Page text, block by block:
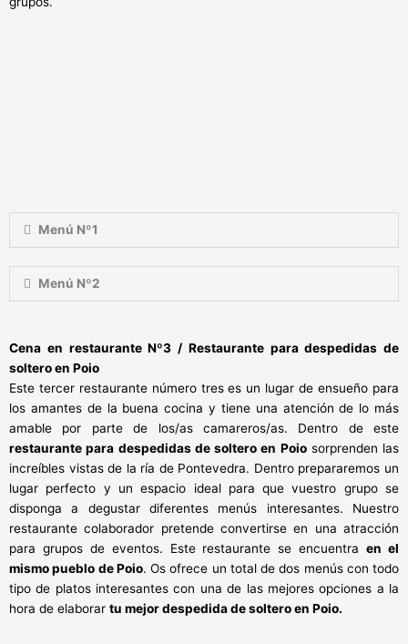
Menú Nº1
Menú Nº2
Cena en restaurante Nº3 / Restaurante para despedidas de
soltero en Poio
Este tercer restaurante número tres es un lugar de ensueño para
los amantes de la buena cocina y tiene una atención de lo más
amable por parte de los/as camareros/as. Dentro de este
restaurante para despedidas de soltero en Poiosorprenden las
increíbles vistas de la ría de Pontevedra. Dentro prepararemos un
lugar perfecto y un espacio ideal para que vuestro grupo se
disponga a degustar diferentes menús interesantes. Nuestro
restaurante colaborador pretende convertirse en una atracción
para grupos de eventos. Este restaurante se encuentraen el
mismo pueblo de Poio. Os ofrece un total de dos menús con todo
tipo de platos interesantes con una de las mejores opciones a la
hora de elaborar tu mejor despedida de soltero en Poio.